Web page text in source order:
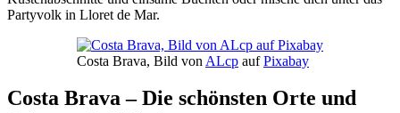
Partyvolk in Lloret de Mar.
Costa Brava, Bild von ALcp aufPixabay
Costa Brava – Die schönsten Orte und